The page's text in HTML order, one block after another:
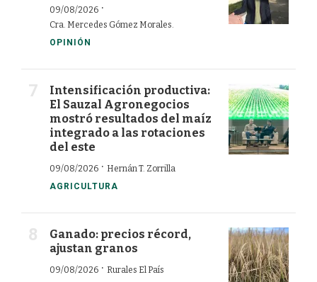
09/08/2026 ·
Cra. Mercedes Gómez Morales.
OPINIÓN
Intensificación productiva:
El Sauzal Agronegocios
mostró resultados del maíz
integrado a las rotaciones
del este
09/08/2026 · Hernán T. Zorrilla
AGRICULTURA
Ganado: precios récord,
ajustan granos
09/08/2026 · Rurales El País